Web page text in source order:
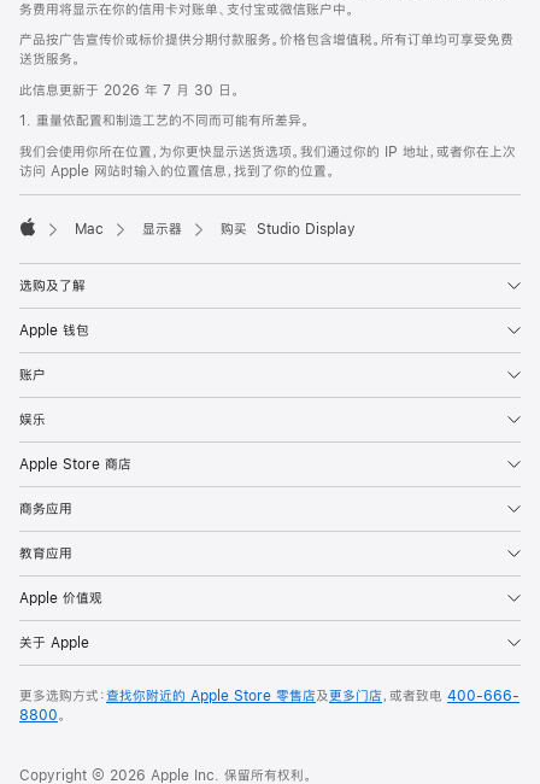
务费用将显示在你的信用卡对账单、支付宝或微信账户中。
产品按广告宣传价或标价提供分期付款服务。价格包含增值税。所有订单均可享受免费
送货服务。
此信息更新于 2026 年 7 月 30 日。
1. 重量依配置和制造工艺的不同而可能有所差异。
我们会使用你所在位置，为你更快显示送货选项。我们通过你的 IP 地址，或者你在上次
访问 Apple 网站时输入的位置信息，找到了你的位置。
Mac 显示器 购买 Studio Display
选购及了解
Apple 钱包
账户
娱乐
Apple Store 商店
商务应用
教育应用
Apple 价值观
关于 Apple
更多选购方式：查找你附近的 Apple Store 零售店及更多门店，或者致电 400-666-
8800。
Copyright © 2026 Apple Inc. 保留所有权利。